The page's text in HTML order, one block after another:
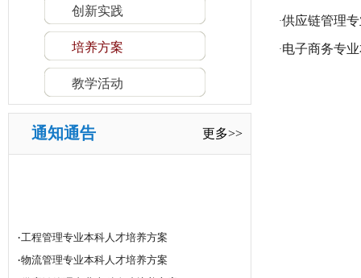
创新实践
培养方案
教学活动
通知通告 更多>>
物流管理专业本科人才培养方案
供应链管理专业本科人才培养方案
电子商务专业本科人才培养方案
·供应链管理
·电子商务专